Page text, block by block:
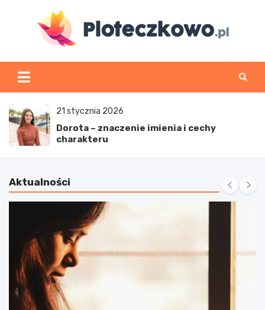
www.ploteczkowo.pl
21 stycznia 2026
Dorota – znaczenie imienia i cechy
charakteru
Aktualności